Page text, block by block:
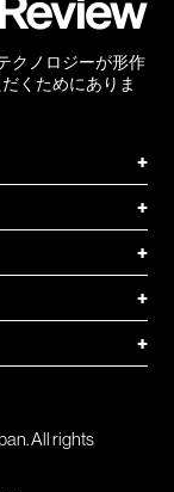
クノロジーが形作
くためにありま
+
+
+
+
+
All rights